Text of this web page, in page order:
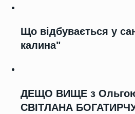
Що відбувається у
калина"
ДЕЩО ВИЩЕ з
СВІТЛАНА